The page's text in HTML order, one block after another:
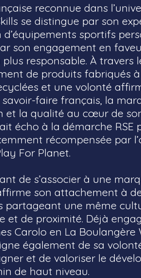
reconnue dans
se distingue par son
sportifs
son engagement en
responsable. À travers
de produits fabriqués
et une volonté
faire français, la
et la qualité au cœur de
écho à la démarche RSE
récompensée par
For Planet.
de s’associer à une
son attachement à
partageant une même
et de proximité. Déjà
Carolo en La Boulangère
également de sa
et de valoriser le
de haut niveau.